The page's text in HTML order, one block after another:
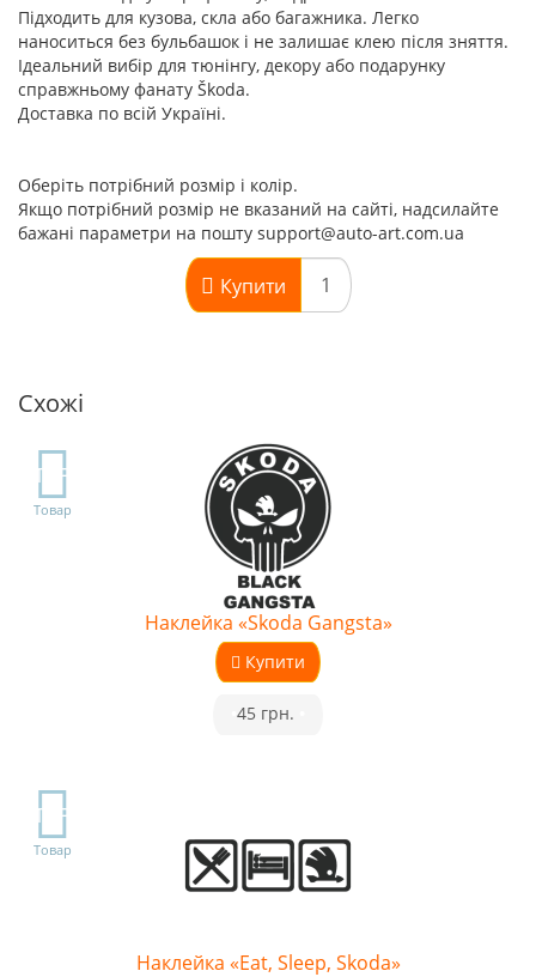
Підходить для кузова, скла або багажника. Легко
наноситься без бульбашок і не залишає клею після зняття.
Ідеальний вибір для тюнінгу, декору або подарунку
справжньому фанату Škoda.
Доставка по всій Україні.
Оберіть потрібний розмір і колір.
Якщо потрібний розмір не вказаний на сайті, надсилайте
бажані параметри на пошту support@auto-art.com.ua
Купити
Схожі
TOP
Товар
Наклейка «Skoda Gangsta»
Купити
45 грн.
TOP
Товар
Наклейка «Eat, Sleep, Skoda»